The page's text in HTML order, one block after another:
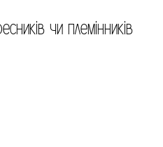
чи племінників